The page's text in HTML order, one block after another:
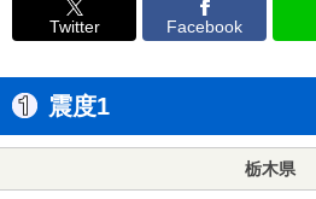
Twitter Facebook
震度1
栃木県